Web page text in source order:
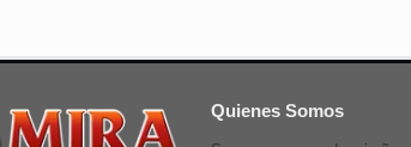
Quienes Somos